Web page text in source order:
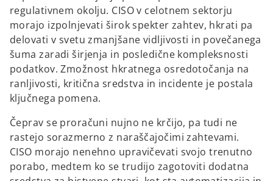
regulativnem okolju. CISO v celotnem sektorju
morajo izpolnjevati širok spekter zahtev, hkrati pa
delovati v svetu zmanjšane vidljivosti in povečanega
šuma zaradi širjenja in posledične kompleksnosti
podatkov. Zmožnost hkratnega osredotočanja na
ranljivosti, kritična sredstva in incidente je postala
ključnega pomena.
Čeprav se proračuni nujno ne krčijo, pa tudi ne
rastejo sorazmerno z naraščajočimi zahtevami.
CISO morajo nenehno upravičevati svojo trenutno
porabo, medtem ko se trudijo zagotoviti dodatna